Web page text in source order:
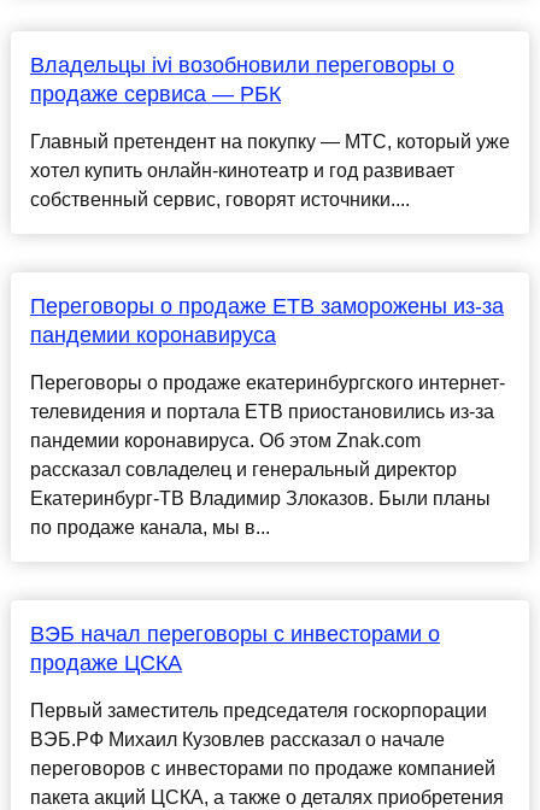
Владельцы ivi возобновили переговоры о
продаже сервиса — РБК
Главный претендент на покупку — МТС, который уже
хотел купить онлайн-кинотеатр и год развивает
собственный сервис, говорят источники....
Переговоры о продаже ЕТВ заморожены из-за
пандемии коронавируса
Переговоры о продаже екатеринбургского интернет-
телевидения и портала ЕТВ приостановились из-за
пандемии коронавируса. Об этом Znak.com
рассказал совладелец и генеральный директор
Екатеринбург-ТВ Владимир Злоказов. Были планы
по продаже канала, мы в...
ВЭБ начал переговоры с инвесторами о
продаже ЦСКА
Первый заместитель председателя госкорпорации
ВЭБ.РФ Михаил Кузовлев рассказал о начале
переговоров с инвесторами по продаже компанией
пакета акций ЦСКА, а также о деталях приобретения